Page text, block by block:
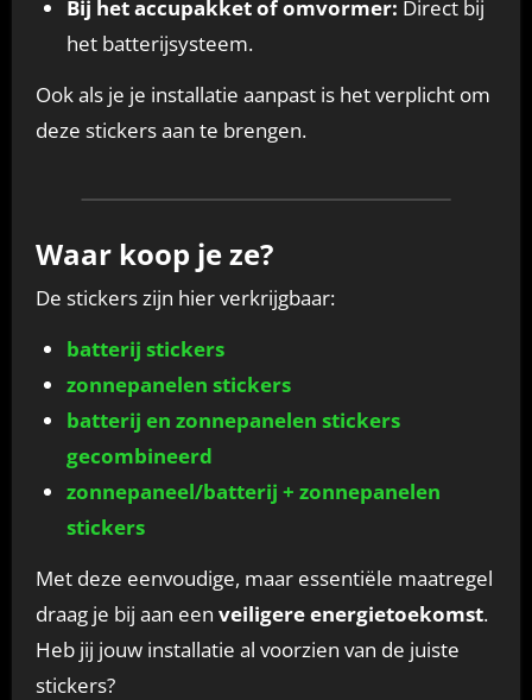
Bij het accupakket of omvormer: Direct bij
het batterijsysteem.
Ook als je je installatie aanpast is het verplicht om
deze stickers aan te brengen.
Waar koop je ze?
De stickers zijn hier verkrijgbaar:
batterij stickers
zonnepanelen stickers
batterij en zonnepanelen stickers
gecombineerd
zonnepaneel/batterij + zonnepanelen
stickers
Met deze eenvoudige, maar essentiële maatregel
draag je bij aan een veiligere energietoekomst.
Heb jij jouw installatie al voorzien van de juiste
stickers?